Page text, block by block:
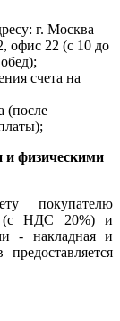
г. Москва
офис 22 (с 10 до
счета на
(после
и физическими
покупателю
(с НДС 20%) и
- накладная и